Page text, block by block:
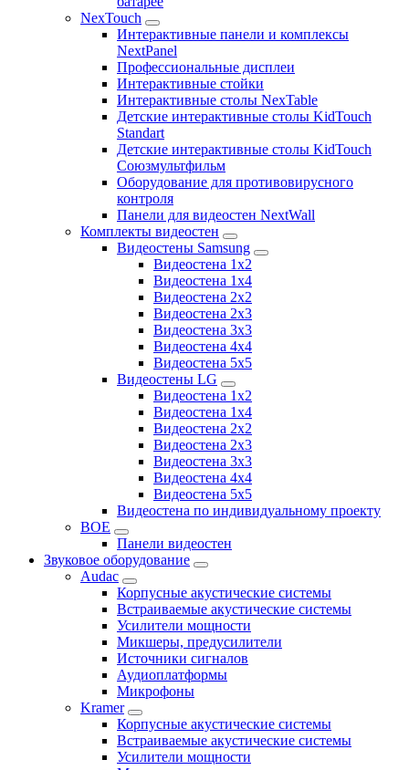
NexTouch
Интерактивные панели и комплексы
NextPanel
Профессиональные дисплеи
Интерактивные стойки
Интерактивные столы NexTable
Детские интерактивные столы KidTouch
Standart
Детские интерактивные столы KidTouch
Союзмультфильм
Оборудование для противовирусного
контроля
Панели для видеостен NextWall
Комплекты видеостен
Видеостены Samsung
Видеостена 1x2
Видеостена 1x4
Видеостена 2x2
Видеостена 2х3
Видеостена 3x3
Видеостена 4x4
Видеостена 5x5
Видеостены LG
Видеостена 1x2
Видеостена 1x4
Видеостена 2x2
Видеостена 2x3
Видеостена 3x3
Видеостена 4x4
Видеостена 5x5
Видеостена по индивидуальному проекту
BOE
Панели видеостен
Звуковое оборудование
Audac
Корпусные акустические системы
Встраиваемые акустические системы
Усилители мощности
Микшеры, предусилители
Источники сигналов
Аудиоплатформы
Микрофоны
Kramer
Корпусные акустические системы
Встраиваемые акустические системы
Усилители мощности